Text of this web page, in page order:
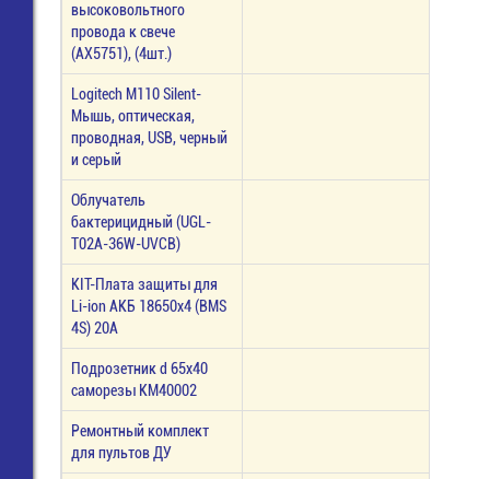
высоковольтного
провода к свече
(AX5751), (4шт.)
Logitech M110 Silent-
Мышь, оптическая,
проводная, USB, черный
и серый
Облучатель
бактерицидный (UGL-
T02A-36W-UVCB)
KIT-Плата защиты для
Li-ion АКБ 18650х4 (BMS
4S) 20А
Подрозетник d 65х40
саморезы КМ40002
Ремонтный комплект
для пультов ДУ